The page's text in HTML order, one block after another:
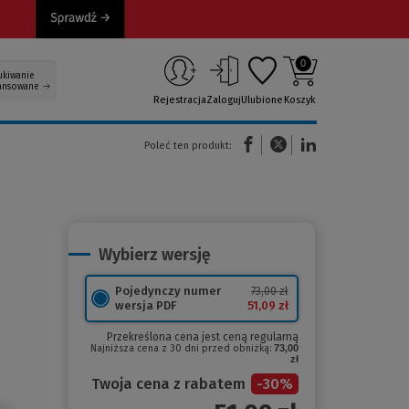
RejestracjaZalogujUlubione
0
Koszyk
Poleć ten produkt:
(Nowe okno)(Link do innej strony)
Wybierz wersję
Pojedynczy numer
wersja PDF
73,00 zł
51,09 zł
Przekreślona cena jest ceną regularną
Najniższa cena z 30 dni przed obniżką: 73,00
zł
Twoja cena z rabatem -30%